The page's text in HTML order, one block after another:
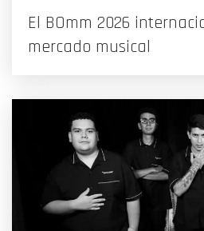
El BOmm 2026
mercado musical